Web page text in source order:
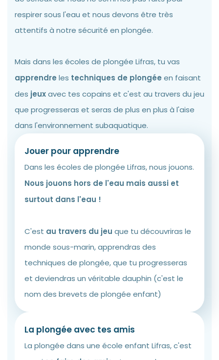
respirer sous l'eau et nous devons être très
attentifs à notre sécurité en plongée.
Mais dans les écoles de plongée Lifras, tu vas
apprendre les techniques de plongée en faisant
des jeuxavec tes copains et c'est au travers du jeu
que progresseras et seras de plus en plus à l'aise
dans l'environnement subaquatique.
Jouer pour apprendre
Dans les écoles de plongée Lifras, nous jouons.
Nous jouons hors de l'eau mais aussi et
surtout dans l'eau !
C'est au travers du jeu que tu découvriras le
monde sous-marin, apprendras des
techniques de plongée, que tu progresseras
et deviendras un véritable dauphin (c'est le
nom des brevets de plongée enfant)
La plongée avec tes amis
La plongée dans une école enfant Lifras, c'est